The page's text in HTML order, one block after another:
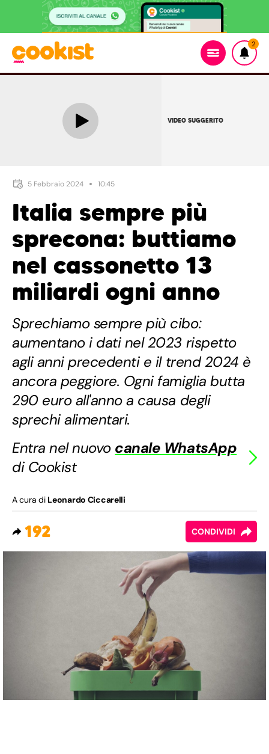
2
VIDEO SUGGERITO
5 Febbraio 2024 10:45
Italia sempre più
sprecona: buttiamo
nel cassonetto 13
miliardi ogni anno
Sprechiamo sempre più cibo:
aumentano i dati nel 2023 rispetto
agli anni precedenti e il trend 2024 è
ancora peggiore. Ogni famiglia butta
290 euro all'anno a causa degli
sprechi alimentari.
Entra nel nuovo canale WhatsApp
di Cookist
A cura di Leonardo Ciccarelli
192 CONDIVIDI